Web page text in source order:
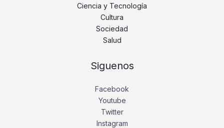
Ciencia y Tecnología
Cultura
Sociedad
Salud
Siguenos
Facebook
Youtube
Twitter
Instagram